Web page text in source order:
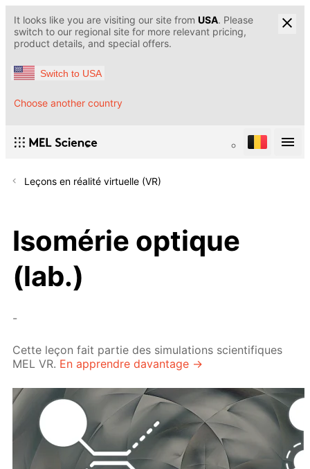
It looks like you are visiting our site from USA. Please
switch to our regional site for more relevant pricing,
product details, and special offers.
Switch to USA
Choose another country
Leçons en réalité virtuelle (VR)
Isomérie optique
(lab.)
-
Cette leçon fait partie des simulations scientifiques
MEL VR. En apprendre davantage →